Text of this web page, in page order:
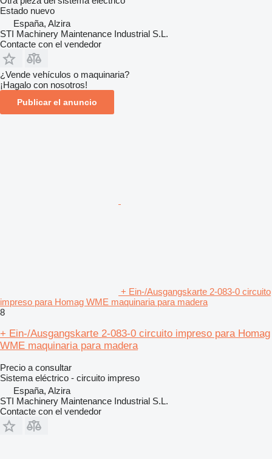
Estado nuevo
España, Alzira
STI Machinery Maintenance Industrial S.L.
Contacte con el vendedor
¿Vende vehículos o maquinaria?
¡Hagalo con nosotros!
Publicar el anuncio
+ Ein-/Ausgangskarte 2-083-0 circuito
impreso para Homag WME maquinaria para madera
8
+ Ein-/Ausgangskarte 2-083-0 circuito impreso para Homag
WME maquinaria para madera
Precio a consultar
Sistema eléctrico - circuito impreso
España, Alzira
STI Machinery Maintenance Industrial S.L.
Contacte con el vendedor